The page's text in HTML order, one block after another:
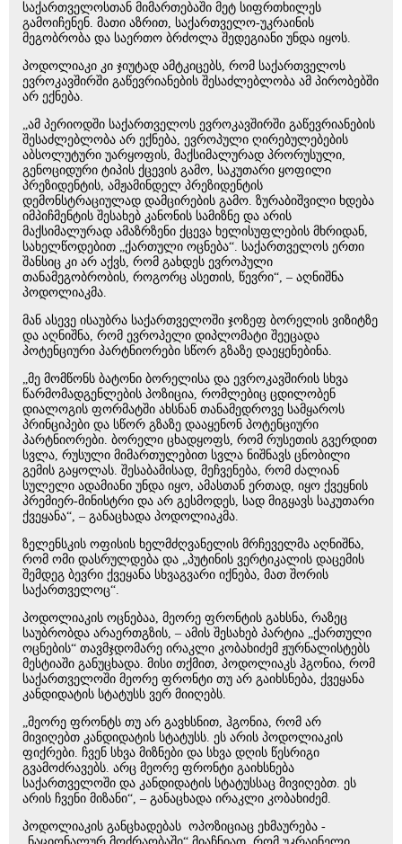
საქართველოსთან მიმართებაში მეტ სიფრთხილეს
გამოიჩენენ. მათი აზრით, საქართველო-უკრაინის
მეგობრობა და საერთო ბრძოლა შედეგიანი უნდა იყოს.
პოდოლიაკი კი ჯიუტად ამტკიცებს, რომ საქართველოს
ევროკავშირში გაწევრიანების შესაძლებლობა ამ პირობებში
არ ექნება.
„ამ პერიოდში საქართველოს ევროკავშირში გაწევრიანების
შესაძლებლობა არ ექნება, ევროპული ღირებულებების
აბსოლუტური უარყოფის, მაქსიმალურად პრორუსული,
გენოციდური ტიპის ქცევის გამო, საკუთარი ყოფილი
პრეზიდენტის, ამჟამინდელ პრეზიდენტის
დემონსტრაციულად დამცირების გამო. ზურაბიშვილი ხდება
იმპიჩმენტის შესახებ კანონის სამიზნე და არის
მაქსიმალურად ამაზრზენი ქცევა ხელისუფლების მხრიდან,
სახელწოდებით „ქართული ოცნება“. საქართველოს ერთი
შანსიც კი არ აქვს, რომ გახდეს ევროპული
თანამეგობრობის, როგორც ასეთის, წევრი“, – აღნიშნა
პოდოლიაკმა.
მან ასევე ისაუბრა საქართველოში ჯოზეფ ბორელის ვიზიტზე
და აღნიშნა, რომ ევროპელი დიპლომატი შეეცადა
პოტენციური პარტნიორები სწორ გზაზე დაეყენებინა.
„მე მომწონს ბატონი ბორელისა და ევროკავშირის სხვა
წარმომადგენლების პოზიცია, რომლებიც ცდილობენ
დიალოგის ფორმატში ახსნან თანამედროვე სამყაროს
პრინციპები და სწორ გზაზე დააყენონ პოტენციური
პარტნიორები. ბორელი ცხადყოფს, რომ რუსეთის გვერდით
სვლა, რუსული მიმართულებით სვლა ნიშნავს ცნობილი
გემის გაყოლას. შესაბამისად, მეჩვენება, რომ ძალიან
სულელი ადამიანი უნდა იყო, ამასთან ერთად, იყო ქვეყნის
პრემიერ-მინისტრი და არ გესმოდეს, სად მიგყავს საკუთარი
ქვეყანა“, – განაცხადა პოდოლიაკმა.
ზელენსკის ოფისის ხელმძღვანელის მრჩეველმა აღნიშნა,
რომ ომი დასრულდება და „პუტინის ვერტიკალის დაცემის
შემდეგ ბევრი ქვეყანა სხვაგვარი იქნება, მათ შორის
საქართველოც“.
პოდოლიაკის ოცნებაა, მეორე ფრონტის გახსნა, რაზეც
საუბრობდა არაერთგზის, – ამის შესახებ პარტია „ქართული
ოცნების“ თავმჯდომარე ირაკლი კობახიძემ ჟურნალისტებს
მესტიაში განუცხადა. მისი თქმით, პოდოლიაკს ჰგონია, რომ
საქართველოში მეორე ფრონტი თუ არ გაიხსნება, ქვეყანა
კანდიდატის სტატუსს ვერ მიიღებს.
„მეორე ფრონტს თუ არ გავხსნით, ჰგონია, რომ არ
მივიღებთ კანდიდატის სტატუსს. ეს არის პოდოლიაკის
ფიქრები. ჩვენ სხვა მიზნები და სხვა დღის წესრიგი
გვამოძრავებს. არც მეორე ფრონტი გაიხსნება
საქართველოში და კანდიდატის სტატუსსაც მივიღებთ. ეს
არის ჩვენი მიზანი“, – განაცხადა ირაკლი კობახიძემ.
პოდოლიაკის განცხადებას ოპოზიციაც ეხმაურება -